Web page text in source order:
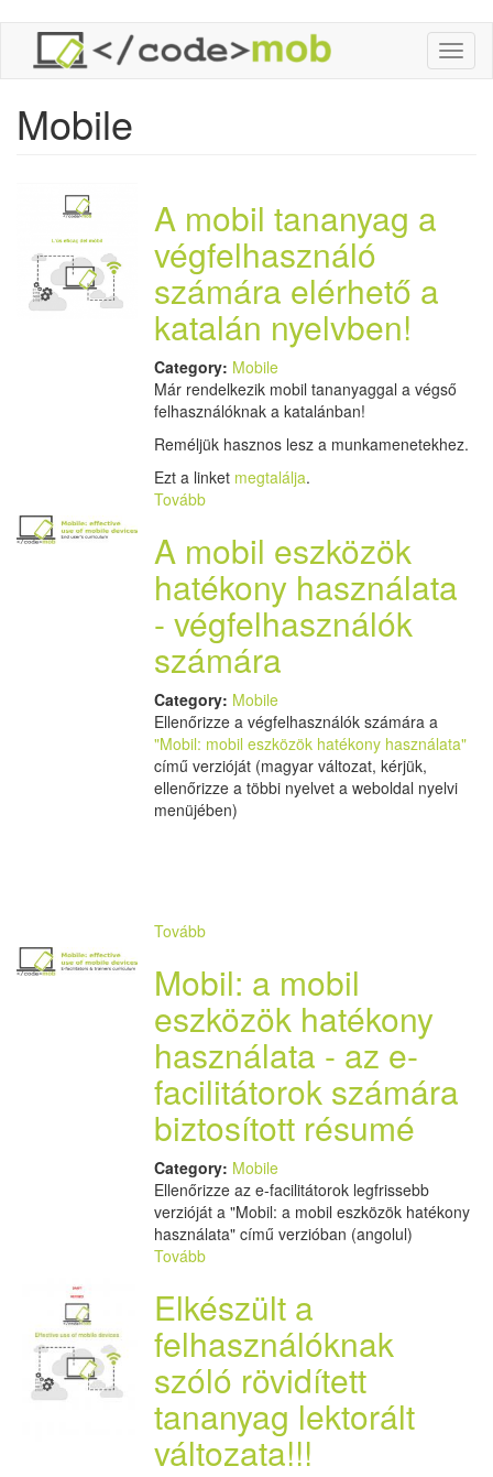
Ugrás
tartalomra
Mobile
A mobil tananyag a
végfelhasználó
számára elérhető a
katalán nyelvben!
Category: Mobile
Már rendelkezik mobil tananyaggal a végső
felhasználóknak a katalánban!
Reméljük hasznos lesz a munkamenetekhez.
Ezt a linket megtalálja.
Tovább
A mobil eszközök
hatékony használata
- végfelhasználók
számára
Category: Mobile
Ellenőrizze a végfelhasználók számára a
"Mobil: mobil eszközök hatékony használata"
című verzióját (magyar változat, kérjük,
ellenőrizze a többi nyelvet a weboldal nyelvi
menüjében)
Tovább
Mobil: a mobil
eszközök hatékony
használata - az e-
facilitátorok számára
biztosított résumé
Category: Mobile
Ellenőrizze az e-facilitátorok legfrissebb
verzióját a "Mobil: a mobil eszközök hatékony
használata" című verzióban (angolul)
Tovább
Elkészült a
felhasználóknak
szóló rövidített
tananyag lektorált
változata!!!